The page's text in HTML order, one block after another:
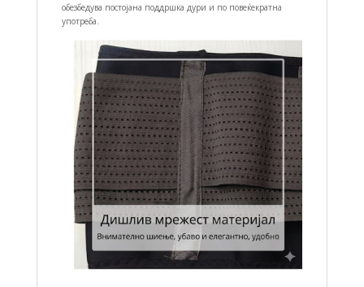
обезбедува постојана поддршка дури и по повеќекратна
употреба.